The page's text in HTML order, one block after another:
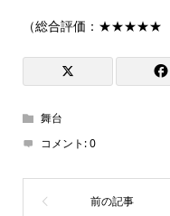
（総合評価：★★★★★
舞台
コメント:0